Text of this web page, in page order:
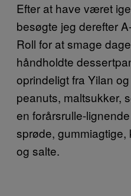
Efter at have været
besøgte jeg derefter
Roll for at smage
håndholdte
oprindeligt fra Yilan
peanuts, maltsukker,
en forårsrulle-
sprøde,
og salte.